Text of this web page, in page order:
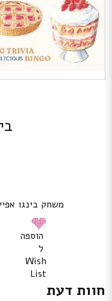
משחק בינגו
הוספה
ל
Wish
List
חוות דעת